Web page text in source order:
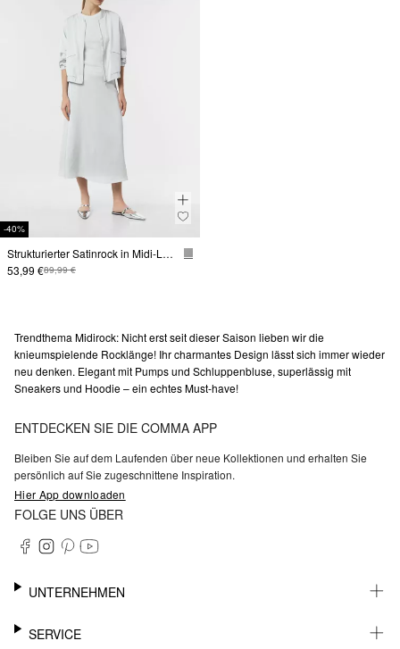
-40%
Strukturierter Satinrock in Midi-Länge
53,99 €89,99 €
Trendthema Midirock: Nicht erst seit dieser Saison lieben wir die
knieumspielende Rocklänge! Ihr charmantes Design lässt sich immer wieder
neu denken. Elegant mit Pumps und Schluppenbluse, superlässig mit
Sneakers und Hoodie – ein echtes Must-have!
ENTDECKEN SIE DIE COMMA APP
Bleiben Sie auf dem Laufenden über neue Kollektionen und erhalten Sie
persönlich auf Sie zugeschnittene Inspiration.
Hier App downloaden
FOLGE UNS ÜBER
UNTERNEHMEN
KARRIERE
SERVICE